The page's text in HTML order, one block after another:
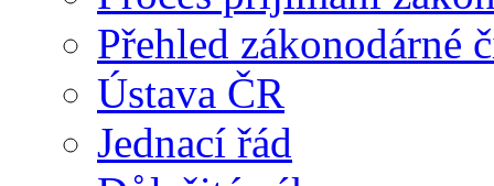
Přehled zákonodárné
Ústava ČR
Jednací řád